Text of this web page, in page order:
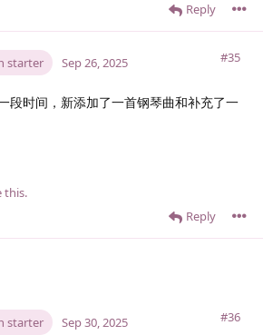
Reply
starter #35
Sep 26, 2025
段时间，新添加了一首钢琴曲和补充了一
Reply
this.
starter #36
Sep 30, 2025